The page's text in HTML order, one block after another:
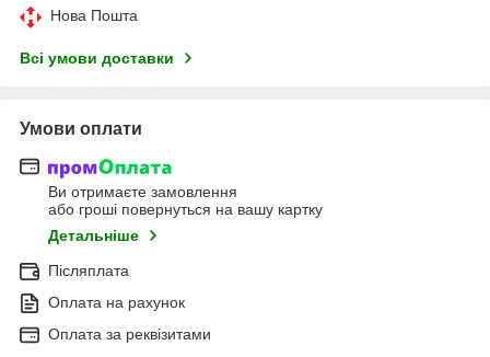
Нова Пошта
Всі умови доставки
Умови оплати
Ви отримаєте замовлення
або гроші повернуться на вашу картку
Детальніше
Післяплата
Оплата на рахунок
Оплата за реквізитами